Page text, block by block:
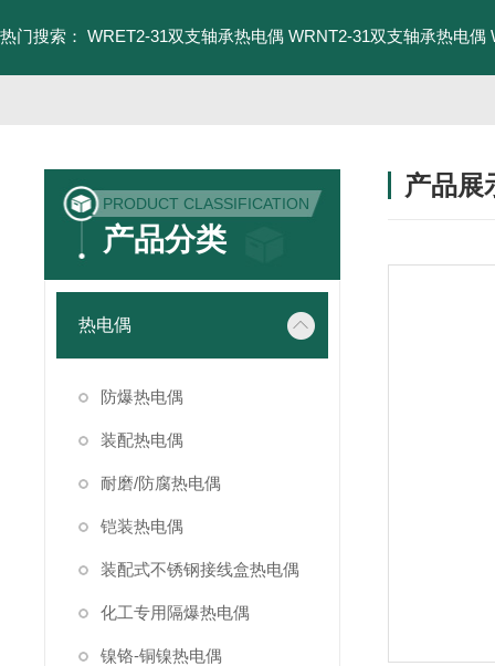
热门搜索： WRET2-31双支轴承热电偶 WRNT2-31双支轴承热电偶
PRODUCT CLASSIFICATION
产品分类
热电偶
防爆热电偶
装配热电偶
耐磨/防腐热电偶
铠装热电偶
装配式不锈钢接线盒热电偶
化工专用隔爆热电偶
镍铬-铜镍热电偶
产品展